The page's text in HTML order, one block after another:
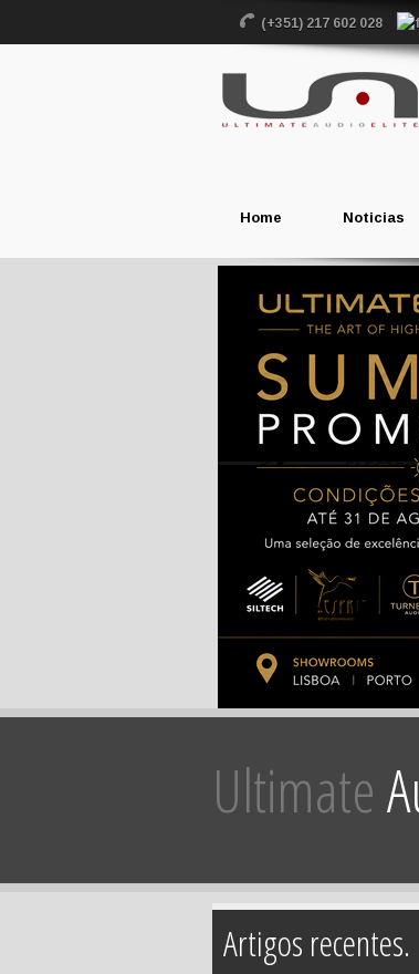
(+351) 217 602 028
Home Noticias
Ultimate
Artigos recentes.